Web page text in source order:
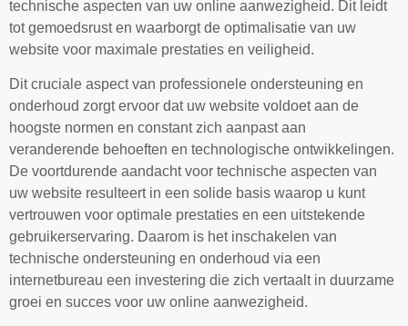
technische aspecten van uw online aanwezigheid. Dit leidt
tot gemoedsrust en waarborgt de optimalisatie van uw
website voor maximale prestaties en veiligheid.
Dit cruciale aspect van professionele ondersteuning en
onderhoud zorgt ervoor dat uw website voldoet aan de
hoogste normen en constant zich aanpast aan
veranderende behoeften en technologische ontwikkelingen.
De voortdurende aandacht voor technische aspecten van
uw website resulteert in een solide basis waarop u kunt
vertrouwen voor optimale prestaties en een uitstekende
gebruikerservaring. Daarom is het inschakelen van
technische ondersteuning en onderhoud via een
internetbureau een investering die zich vertaalt in duurzame
groei en succes voor uw online aanwezigheid.